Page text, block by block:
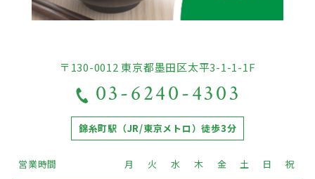
〒130-0012 東京都墨田区太平3-1-1-1F
03-6240-4303
錦糸町駅（JR/東京メトロ）徒歩3分
営業時間 月 火 水 木 金 土 日 祝